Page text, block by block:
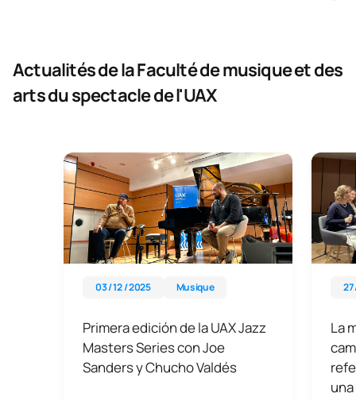
Actualités de la Faculté de musique et des
arts du spectacle de l'UAX
03 / 12 / 2025 Musique
Primera edición de la UAX Jazz
Masters Series con Joe
Sanders y Chucho Valdés
27
La